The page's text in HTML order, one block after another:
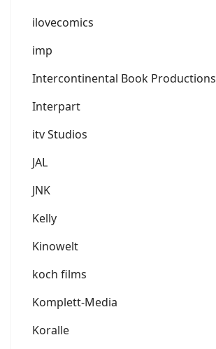
ilovecomics
imp
Intercontinental Book Productions
Interpart
itv Studios
JAL
JNK
Kelly
Kinowelt
koch films
Komplett-Media
Koralle